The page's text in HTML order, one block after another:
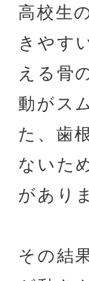
高校生
きやす
える骨
動がス
た、歯
ないた
があり
その結